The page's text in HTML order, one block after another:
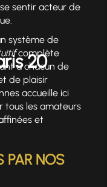
20
sentir acteur de
système de
complète
à chacun de
de plaisir
accueille ici
tous les amateurs
et
PAR NOS